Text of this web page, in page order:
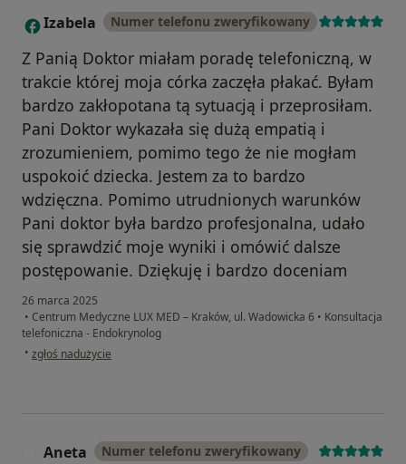
I Izabela Numer telefonu zweryfikowany
Z Panią Doktor miałam poradę telefoniczną, w
trakcie której moja córka zaczęła płakać. Byłam
bardzo zakłopotana tą sytuacją i przeprosiłam.
Pani Doktor wykazała się dużą empatią i
zrozumieniem, pomimo tego że nie mogłam
uspokoić dziecka. Jestem za to bardzo
wdzięczna. Pomimo utrudnionych warunków
Pani doktor była bardzo profesjonalna, udało
się sprawdzić moje wyniki i omówić dalsze
postępowanie. Dziękuję i bardzo doceniam
26 marca 2025
• Centrum Medyczne LUX MED – Kraków, ul. Wadowicka 6 • Konsultacja
telefoniczna - Endokrynolog
• w opinii użytkownika Izabela
zgłoś nadużycie
Aneta Numer telefonu zweryfikowany